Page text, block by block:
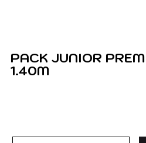
PACK JUNIOR
1.40M